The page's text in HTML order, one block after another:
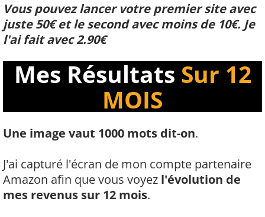
Vous pouvez lancer votre premier site avec
juste 50€ et le second avec moins de 10€. Je
l'ai fait avec 2.90€
Mes Résultats Sur 12
MOIS
Une image vaut 1000 mots dit-on.
J'ai capturé l'écran de mon compte partenaire
Amazon afin que vous voyez l'évolution de
mes revenus sur 12 mois.